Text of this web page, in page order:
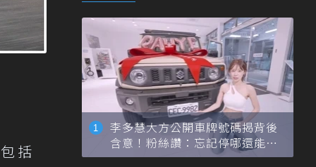
括
李多慧大方公開車牌號碼揭背後
含意！粉絲讚：忘記停哪還能幫
忙找車